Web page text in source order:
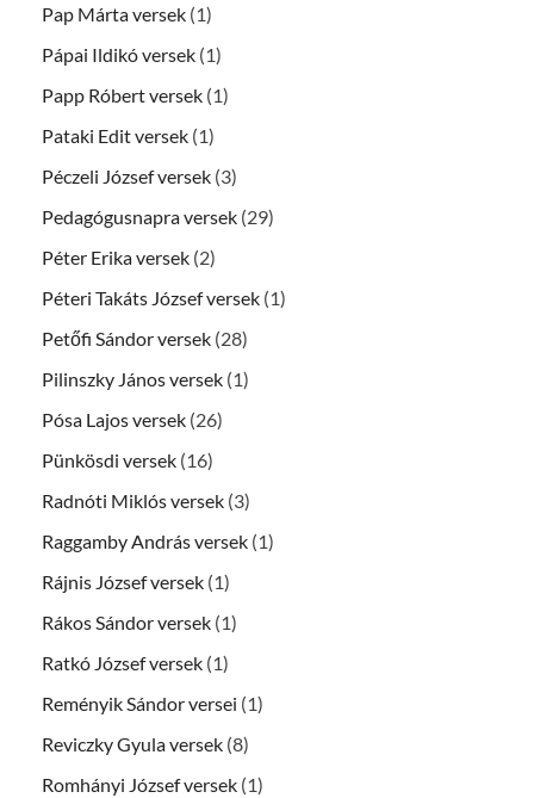
Pap Márta versek (1)
Pápai Ildikó versek (1)
Papp Róbert versek (1)
Pataki Edit versek (1)
Péczeli József versek (3)
Pedagógusnapra versek (29)
Péter Erika versek (2)
Péteri Takáts József versek (1)
Petőfi Sándor versek (28)
Pilinszky János versek (1)
Pósa Lajos versek (26)
Pünkösdi versek (16)
Radnóti Miklós versek (3)
Raggamby András versek (1)
Rájnis József versek (1)
Rákos Sándor versek (1)
Ratkó József versek (1)
Reményik Sándor versei (1)
Reviczky Gyula versek (8)
Romhányi József versek (1)